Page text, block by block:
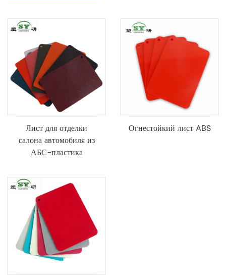
Лист для отделки
салона автомобиля из
АБС-пластика
Огнестойкий лист ABS